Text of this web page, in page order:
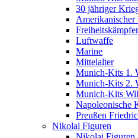
30 jähriger
Luftwaffe
Marine
Mittelalter
Munich-Kits 1.
Munich-Kits 2.
Munich-Kits
Napoleonische
Preußen
Nikolai Figuren